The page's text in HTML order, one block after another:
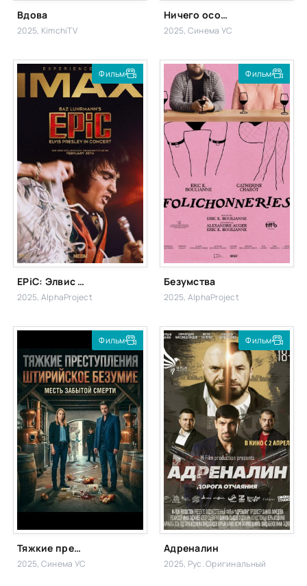
Вдова
2025, KimchiTV
Ничего особенного
2025, Синема УС
Фильм
EPiC: Элвис Пресли на концерте
2025, AlphaProject
Фильм
Безумства
2025, AlphaProject
Фильм
Тяжкие преступления: Штирийское безумие
2025, Синема УС
Фильм
Адреналин
2025, Рус. Оригинальный